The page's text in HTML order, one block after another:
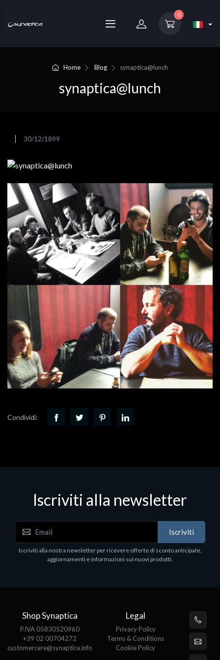
0
Home Blog synaptica@lunch
synaptica@lunch
30/12/1899
Condividi:
Iscriviti alla newsletter
Iscriviti
Iscriviti alla nostra newsletter per ricevere offerte di sconto anticipate,
aggiornamenti e informazioni sui nuovi prodotti.
Shop Synaptica
P.IVA 05830520960
+39 02 00704272
customercare@synaptica.info
Legal
Privacy Policy
Terms & Conditions
Cookie Policy